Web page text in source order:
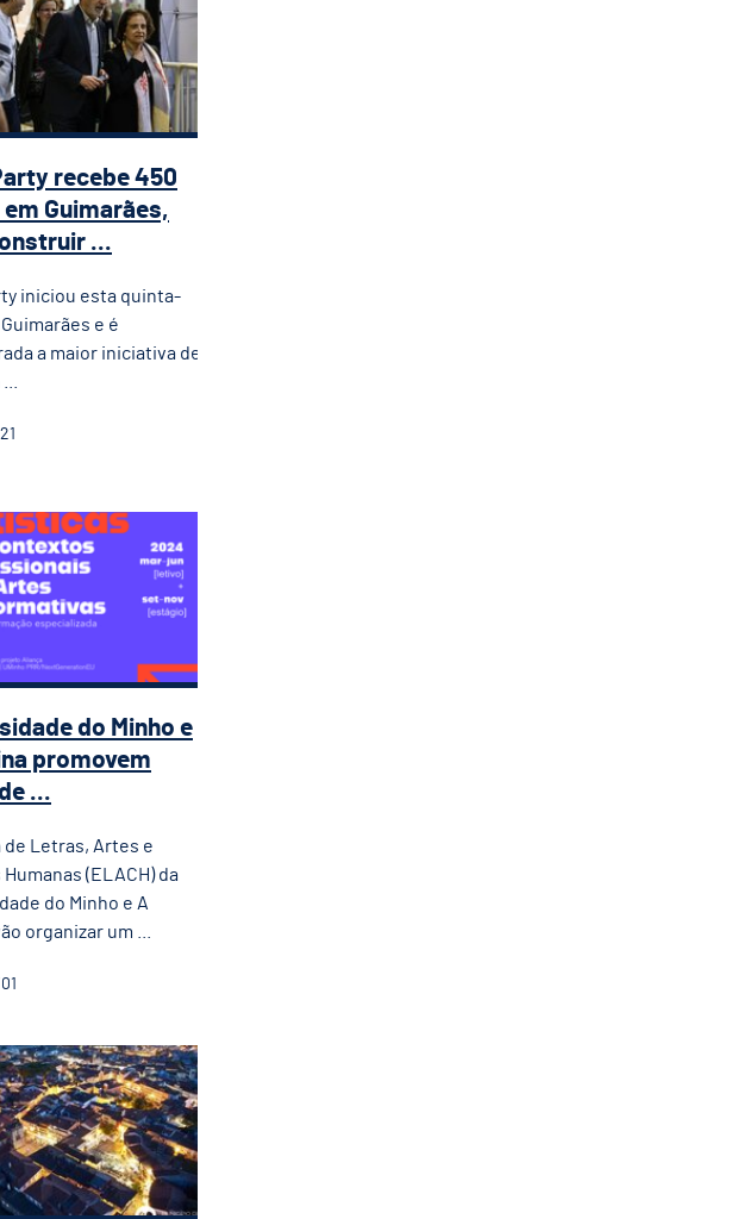
recebe 450
em Guimarães,
...
iniciou esta quinta-
e é
a maior iniciativa de
iniciativa educativa 'À Conversa com um
Artificial e Formação Profissional prepara
do Minho e A Oficina promovem curso
do Minho e
promovem
...
de Letras, Artes e
(ELACH) da
do Minho e A
organizar um ...
Mental Hypatiamat Online - 2023/2024:
+Cidadania disponível neste novo ano letivo